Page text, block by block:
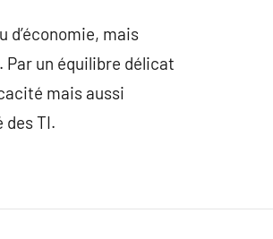
d’économie, mais
un équilibre délicat
mais aussi
TI.